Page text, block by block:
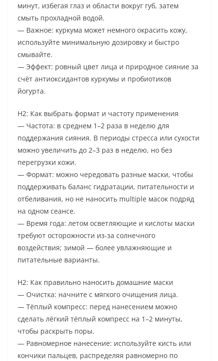
минут, избегая глаз и области вокруг губ, затем
смыть прохладной водой.
— Важное: куркума может немного окрасить кожу,
используйте минимальную дозировку и быстро
смывайте.
— Эффект: ровный цвет лица и природное сияние за
счёт антиоксидантов куркумы и пробиотиков
йогурта.
H2: Как выбрать формат и частоту применения
— Частота: в среднем 1–2 раза в неделю для
поддержания сияния. В периоды стресса или сухости
можно увеличить до 2–3 раз в неделю, но без
перегрузки кожи.
— Формат: можно чередовать разные маски, чтобы
поддерживать баланс гидратации, питательности и
отбеливания, но не наносить multiple масок подряд
на одном сеансе.
— Время года: летом осветляющие и кислоты маски
требуют осторожности из-за солнечного
воздействия; зимой — более увлажняющие и
питательные варианты.
H2: Как правильно наносить домашние маски
— Очистка: начните с мягкого очищения лица.
— Тёплый компресс: перед нанесением можно
сделать лёгкий тёплый компресс на 1–2 минуты,
чтобы раскрыть поры.
— Равномерное нанесение: используйте кисть или
кончики пальцев, распределяя равномерно по